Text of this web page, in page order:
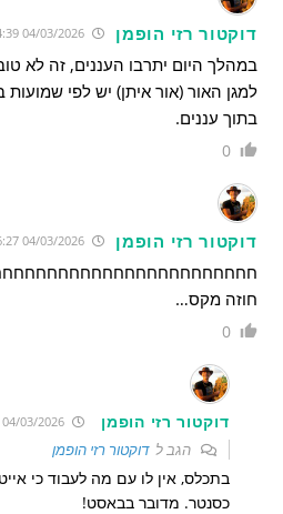
דוקטור רזי הופמן
במהלך היום יתרבו העננים, זה לא
למגן האור (אור איתן) יש לפי
בתוך עננים.
0
דוקטור רזי הופמן
חוזה מקס…
0
דוקטור רזי הופמן
הגב לדוקטור רזי הופמן
בתכלס, אין לו עם מה לעבוד כי
כסנטר. מדובר בבאסט!